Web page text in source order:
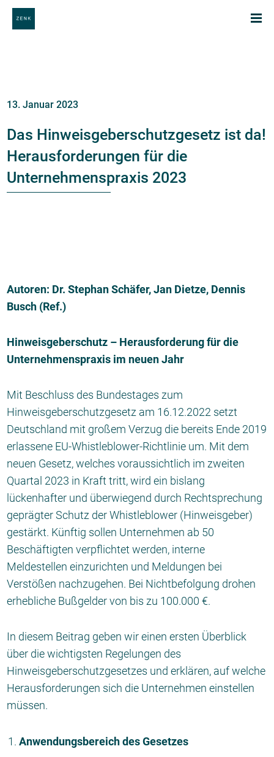
13. Januar 2023
Das Hinweisgeberschutzgesetz ist da!
Herausforderungen für die
Unternehmenspraxis 2023
Autoren: Dr. Stephan Schäfer, Jan Dietze, Dennis
Busch (Ref.)
Hinweisgeberschutz – Herausforderung für die
Unternehmenspraxis im neuen Jahr
Mit Beschluss des Bundestages zum
Hinweisgeberschutzgesetz am 16.12.2022 setzt
Deutschland mit großem Verzug die bereits Ende 2019
erlassene EU-Whistleblower-Richtlinie um. Mit dem
neuen Gesetz, welches voraussichtlich im zweiten
Quartal 2023 in Kraft tritt, wird ein bislang
lückenhafter und überwiegend durch Rechtsprechung
geprägter Schutz der Whistleblower (Hinweisgeber)
gestärkt. Künftig sollen Unternehmen ab 50
Beschäftigten verpflichtet werden, interne
Meldestellen einzurichten und Meldungen bei
Verstößen nachzugehen. Bei Nichtbefolgung drohen
erhebliche Bußgelder von bis zu 100.000 €.
In diesem Beitrag geben wir einen ersten Überblick
über die wichtigsten Regelungen des
Hinweisgeberschutzgesetzes und erklären, auf welche
Herausforderungen sich die Unternehmen einstellen
müssen.
Anwendungsbereich des Gesetzes